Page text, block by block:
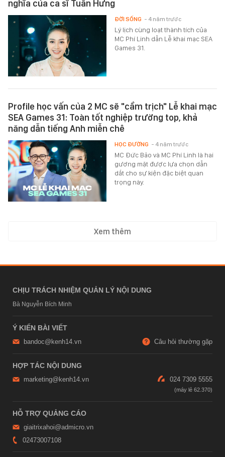
nghĩa của ca sĩ Tuấn Hưng
Lý lịch cùng loạt thành tích của
MC Phí Linh dẫn Lễ khai mạc SEA
Games 31.
ĐỜI SỐNG - 4 năm trước
Profile học vấn của 2 MC sẽ "cầm trịch" Lễ khai mạc
SEA Games 31: Toàn tốt nghiệp trường top, khả
năng dẫn tiếng Anh miễn chê
MC Đức Bảo và MC Phí Linh là hai
gương mặt được lựa chọn dẫn
dắt cho sự kiện đặc biệt quan
trọng này.
HỌC ĐƯỜNG - 4 năm trước
Xem thêm
CHỊU TRÁCH NHIỆM QUẢN LÝ NỘI DUNG
Bà Nguyễn Bích Minh
Ý KIẾN BÀI VIẾT
bandoc@kenh14.vn Câu hỏi thường gặp
HỢP TÁC NỘI DUNG
marketing@kenh14.vn 024 7309 5555
HỖ TRỢ QUẢNG CÁO
giaitrixahoi@admicro.vn
02473007108